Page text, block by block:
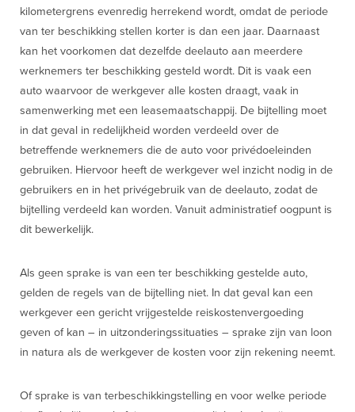
kilometergrens evenredig herrekend wordt, omdat de periode
van ter beschikking stellen korter is dan een jaar. Daarnaast
kan het voorkomen dat dezelfde deelauto aan meerdere
werknemers ter beschikking gesteld wordt. Dit is vaak een
auto waarvoor de werkgever alle kosten draagt, vaak in
samenwerking met een leasemaatschappij. De bijtelling moet
in dat geval in redelijkheid worden verdeeld over de
betreffende werknemers die de auto voor privédoeleinden
gebruiken. Hiervoor heeft de werkgever wel inzicht nodig in de
gebruikers en in het privégebruik van de deelauto, zodat de
bijtelling verdeeld kan worden. Vanuit administratief oogpunt is
dit bewerkelijk.
Als geen sprake is van een ter beschikking gestelde auto,
gelden de regels van de bijtelling niet. In dat geval kan een
werkgever een gericht vrijgestelde reiskostenvergoeding
geven of kan – in uitzonderingssituaties – sprake zijn van loon
in natura als de werkgever de kosten voor zijn rekening neemt.
Of sprake is van terbeschikkingstelling en voor welke periode